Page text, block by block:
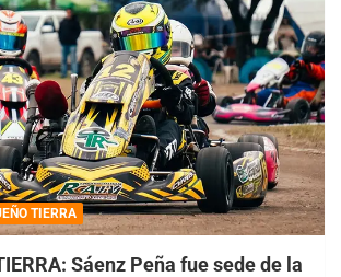
TIERRA
Sáenz Peña fue sede de la